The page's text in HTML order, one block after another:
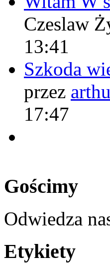
Czeslaw
13:41
Szkoda
przez
17:47
Gościmy
Odwiedza
Etykiety